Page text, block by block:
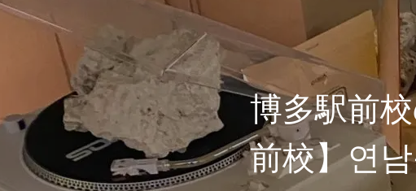
博多駅前
前校】연